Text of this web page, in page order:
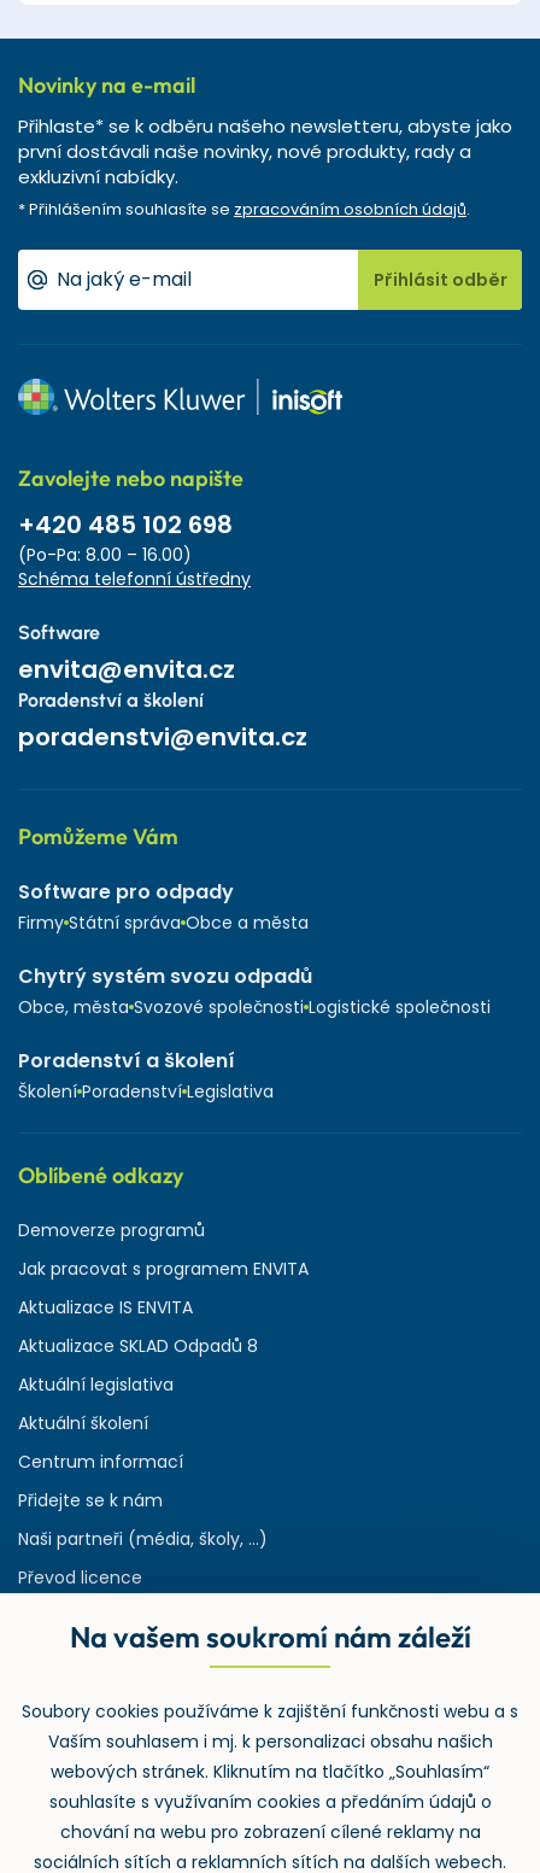
Novinky na e-mail
Přihlaste* se k odběru našeho newsletteru, abyste jako
první dostávali naše novinky, nové produkty, rady a
exkluzivní nabídky.
* Přihlášením souhlasíte se zpracováním osobních údajů.
Přihlásit odběr
Zavolejte nebo napište
+420 485 102 698
(Po-Pa: 8.00 – 16.00)
Schéma telefonní ústředny
Software
envita@envita.cz
Poradenství a školení
poradenstvi@envita.cz
Pomůžeme Vám
Software pro odpady
Firmy Státní správa Obce a města
Chytrý systém svozu odpadů
Obce, města Svozové společnosti Logistické společnosti
Poradenství a školení
Školení Poradenství Legislativa
Oblíbené odkazy
Demoverze programů
Jak pracovat s programem ENVITA
Aktualizace IS ENVITA
Aktualizace SKLAD Odpadů 8
Aktuální legislativa
Aktuální školení
Centrum informací
Přidejte se k nám
Naši partneři (média, školy, ...)
Převod licence
Rejstřík používaných zkratek v odpadech
Zpětný odběr
Na vašem soukromí nám záleží
Soubory cookies používáme k zajištění funkčnosti webu a s
Vaším souhlasem i mj. k personalizaci obsahu našich
webových stránek. Kliknutím na tlačítko „Souhlasím“
souhlasíte s využívaním cookies a předáním údajů o
chování na webu pro zobrazení cílené reklamy na
sociálních sítích a reklamních sítích na dalších webech.